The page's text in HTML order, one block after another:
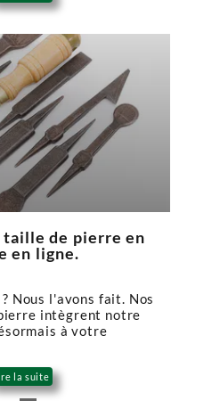
taille de pierre en
en ligne.
Nous l'avons fait. Nos
intègrent notre
à votre
la suite